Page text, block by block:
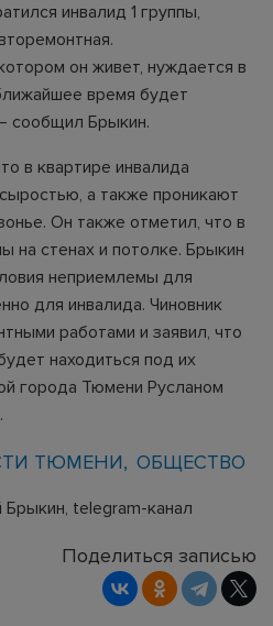
инвалид 1 группы,
он живет, нуждается в
время будет
сообщил Брыкин.
в квартире инвалида
а также проникают
Он также отметил, что в
на стенах и потолке. Брыкин
неприемлемы для
для инвалида. Чиновник
работами и заявил, что
находиться под их
города Тюмени Русланом
ТЮМЕНИ ОБЩЕСТВО
telegram-канал
Поделиться записью